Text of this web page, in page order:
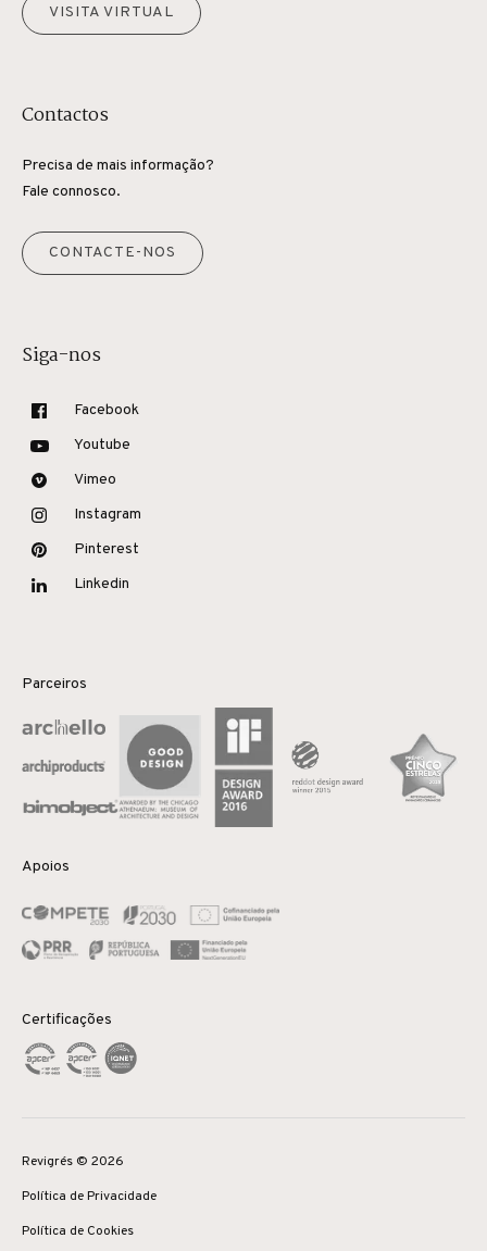
VISITA VIRTUAL
Contactos
Precisa de mais informação?
Fale connosco.
CONTACTE-NOS
Siga-nos
Facebook
Youtube
Vimeo
Instagram
Pinterest
Linkedin
Parceiros
Apoios
Certificações
Revigrés © 2026
Política de Privacidade
Política de Cookies